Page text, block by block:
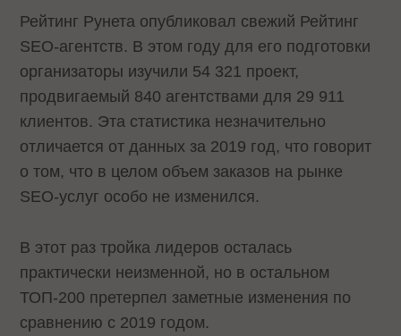
Рейтинг Рунета опубликовал свежий Рейтинг
SEO-агентств. В этом году для его подготовки
организаторы изучили 54 321 проект,
продвигаемый 840 агентствами для 29 911
клиентов. Эта статистика незначительно
отличается от данных за 2019 год, что говорит
о том, что в целом объем заказов на рынке
SEO-услуг особо не изменился.
В этот раз тройка лидеров осталась
практически неизменной, но в остальном
ТОП-200 претерпел заметные изменения по
сравнению с 2019 годом.